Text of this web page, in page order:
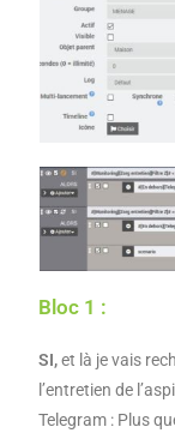
Bloc 1 :
SI,et là je vais
l’entretien de
Telegram : Plus